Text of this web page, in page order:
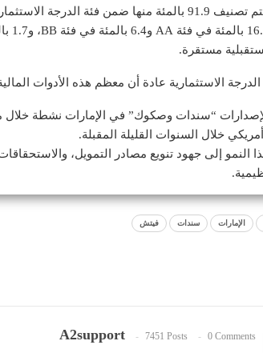
مستقرة.
الاستثمارية عادة أن معظم هذه الأدوات
النمو إلى جهود تنويع مصادر التمويل، والاستحقاقات
الإمارات سندات فيتش
A2support 7451 Posts 0 Comments